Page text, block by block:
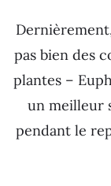
pas bien des
plantes –
un meilleur
pendant le